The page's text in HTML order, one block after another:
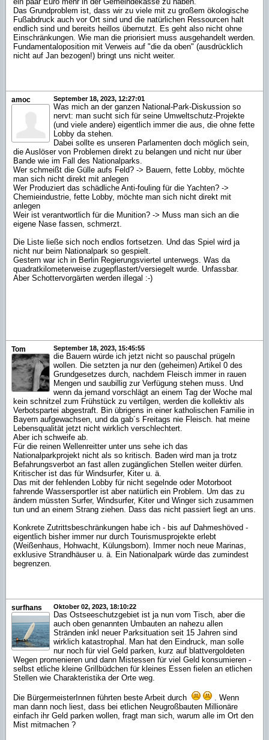
Das Grundproblem ist, dass wir zu viele mit zu großem ökologische
Fußabdruck auch vor Ort sind und die natürlichen Ressourcen halt
endlich sind und bereits heillos übernutzt. Es geht also nicht ohne
Einschränkungen. Wie man die priorisiert muss ausgehandelt werden.
Fundamentaloposition mit Verweis auf "die da oben" (ausdrücklich
nicht auf Jan bezogen!) bringt uns nicht weiter.
amoc September 18, 2023, 12:27:01
Was mich an der ganzen National-Park-Diskussion so
nervt: man sucht sich für seine Umweltschutz-Projekte
(und viele andere) eigentlich immer die aus, die ohne fette
Lobby da stehen.
Dabei sollte es unseren Parlamenten doch möglich sein,
die Auslöser von Problemen direkt zu belangen und nicht nur über
Bande wie im Fall des Nationalparks.
Wer schmeißt die Gülle aufs Feld? -> Bauern, fette Lobby, möchte
man sich nicht direkt mit anlegen
Wer Produziert das schädliche Anti-fouling für die Yachten? ->
Chemieindustrie, fette Lobby, möchte man sich nicht direkt mit
anlegen
Weir ist verantwortlich für die Munition? -> Muss man sich an die
eigene Nase fassen, schmerzt.
Die Liste ließe sich noch endlos fortsetzen. Und das Spiel wird ja
nicht nur beim Nationalpark so gespielt.
Gestern war ich in Berlin Regierungsviertel unterwegs. Was da
quadratkilometerweise zugepflastert/versiegelt wurde. Unfassbar.
Aber Schottervorgärten werden illegal :-)
Tom September 18, 2023, 15:45:55
die Bauern würde ich jetzt nicht so pauschal prügeln
wollen. Die setzten ja nur den (geheimen) Artikel 0 des
Grundgesetzes durch, nachdem Fleisch immer in rauen
Mengen und saubillig zur Verfügung stehen muss. Und
wenn da jemand vorschlägt an einem Tag der Woche mal
kein schnitzel zum Frühstück zu vertilgen, werden die kollektiv als
Verbotspartei abgestraft. Bin übrigens in einer katholischen Familie in
Bayern aufgewachsen, und da gab´s Freitags nie Fleisch. hat meine
Lebensqualität jetzt nicht wirklich verschlechtert.
Aber ich schweife ab.
Für die reinen Wellenreitter unter uns sehe ich das
Nationalparkprojekt nicht als so kritisch. Baden wird man ja trotz
Befahrungsverbot an fast allen zugänglichen Stellen weiter dürfen.
Kritischer ist das für Windsurfer, Kiter u. ä.
Das mit der fehlenden Lobby für nicht segelnde oder Motorboot
fahrende Wassersportler ist aber natürlich ein Problem. Um das zu
ändern müssten Surfer, Windsurfer, Kiter und Winger sich zusammen
tun und an einem Strang ziehen. Dass das nicht passiert liegt an uns.
Konkrete Zutrittsbeschränkungen habe ich - bis auf Dahmeshöved -
eigentlich bisher immer nur durch Tourismusprojekte erlebt
(Weißenhaus, Hohwacht, Külungsborn). Immer noch neue Marinas,
exklusive Strandhäuser u. ä. Ein Nationalpark würde das zumindest
begrenzen.
surfhans Oktober 02, 2023, 18:10:22
Das Ostseeschutzgebiet ist ja nun vom Tisch, aber die
auch oben genannten Umbauten an nahezu allen
Stränden inkl neuer Parksituation seit 15 Jahren sind
wirklich katastrophal. Man hat den Eindruck, man solle
nur noch für viel Geld parken, kurz auf blattvergoldeten
Wegen promenieren und dann Mistessen für viel Geld konsumieren -
selbst etliche kleine Grillbüdchen für kleines Essen fielen an etlichen
Stellen wie Charakteristika der Orte weg.
Die BürgermeisterInnen führten beste Arbeit durch
. Wenn
man dann noch liest, dass bei etlichen Neugroßbauten Millionäre
einfach ihr Geld parken wollen, fragt man sich, warum alle im Ort den
Mist mitmachen ?